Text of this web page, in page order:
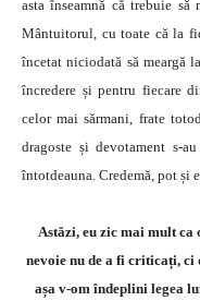
asta înseamnă că trebuie să
Mântuitorul, cu toate că la
încetat niciodată să meargă
încredere și pentru fiecare
celor mai sărmani, frate
dragoste și devotament s-
întotdeauna. Credemă, pot și
Astăzi, eu zic mai mult
nevoie nu de a fi criticați,
așa v-om îndeplini legea